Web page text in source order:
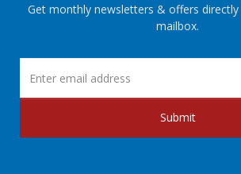
Get monthly newsletters & offers
mailbox.
Submit